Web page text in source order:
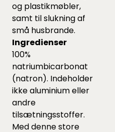
og plastikmøbler,
samt til slukning af
små husbrande.
Ingredienser
100%
natriumbicarbonat
(natron). Indeholder
ikke aluminium eller
andre
tilsætningsstoffer.
Med denne store